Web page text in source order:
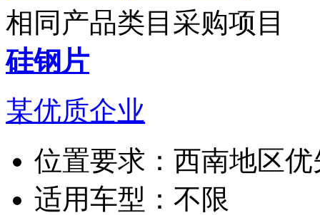
相同产品类目采购项目
硅钢片
某优质企业
位置要求： 西南地区
适用车型： 不限